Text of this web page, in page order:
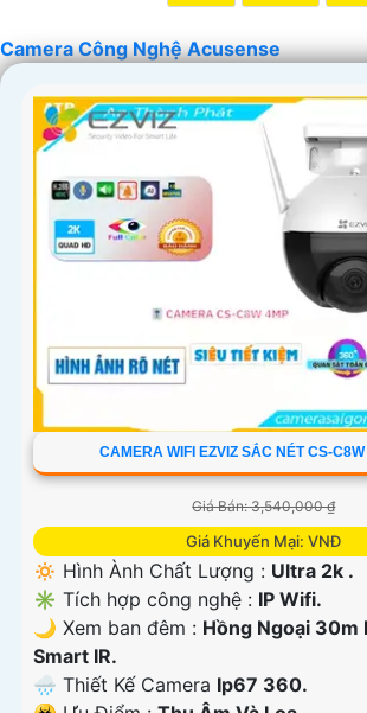
Camera Công Nghệ Acusense
CAMERA WIFI EZVIZ SẮC NÉT CS-
Giá Bán: 3,540,000 ₫
Giá Khuyến Mại: VNĐ
🔅 Hình Ành Chất Lượng : Ultra 2k .
✳️ Tích hợp công nghệ : IP Wifi.
🌙 Xem ban đêm : Hồng Ngoại 30m
Smart IR.
🌧️ Thiết Kế Camera Ip67 360.